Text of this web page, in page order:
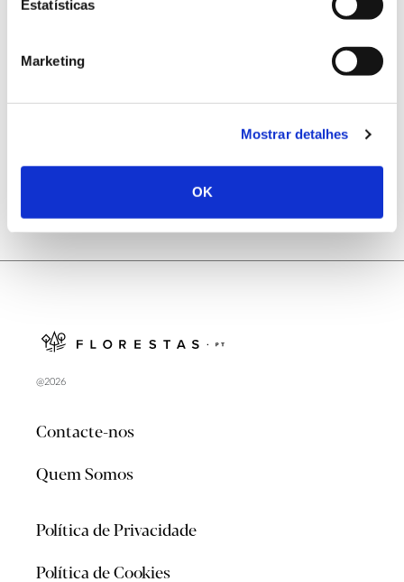
Estatísticas
Marketing
Mostrar detalhes
OK
25.06.2026
@2026
Contacte-nos
Quem Somos
Política de Privacidade
Política de Cookies